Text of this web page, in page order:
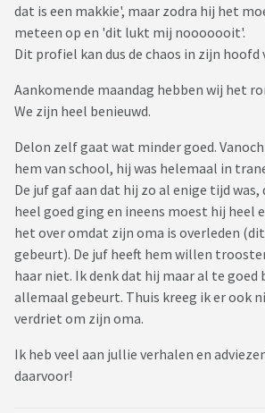
dat is een makkie', maar zodra hij het
meteen op en 'dit lukt mij nooooooit'.
Dit profiel kan dus de chaos in zijn hoofd
Aankomende maandag hebben wij het
We zijn heel benieuwd.
Delon zelf gaat wat minder goed.
hem van school, hij was helemaal in
De juf gaf aan dat hij zo al enige tijd
heel goed ging en ineens moest hij heel
het over omdat zijn oma is overleden
gebeurt). De juf heeft hem willen
haar niet. Ik denk dat hij maar al te goed
allemaal gebeurt. Thuis kreeg ik er ook
verdriet om zijn oma.
Ik heb veel aan jullie verhalen en
daarvoor!